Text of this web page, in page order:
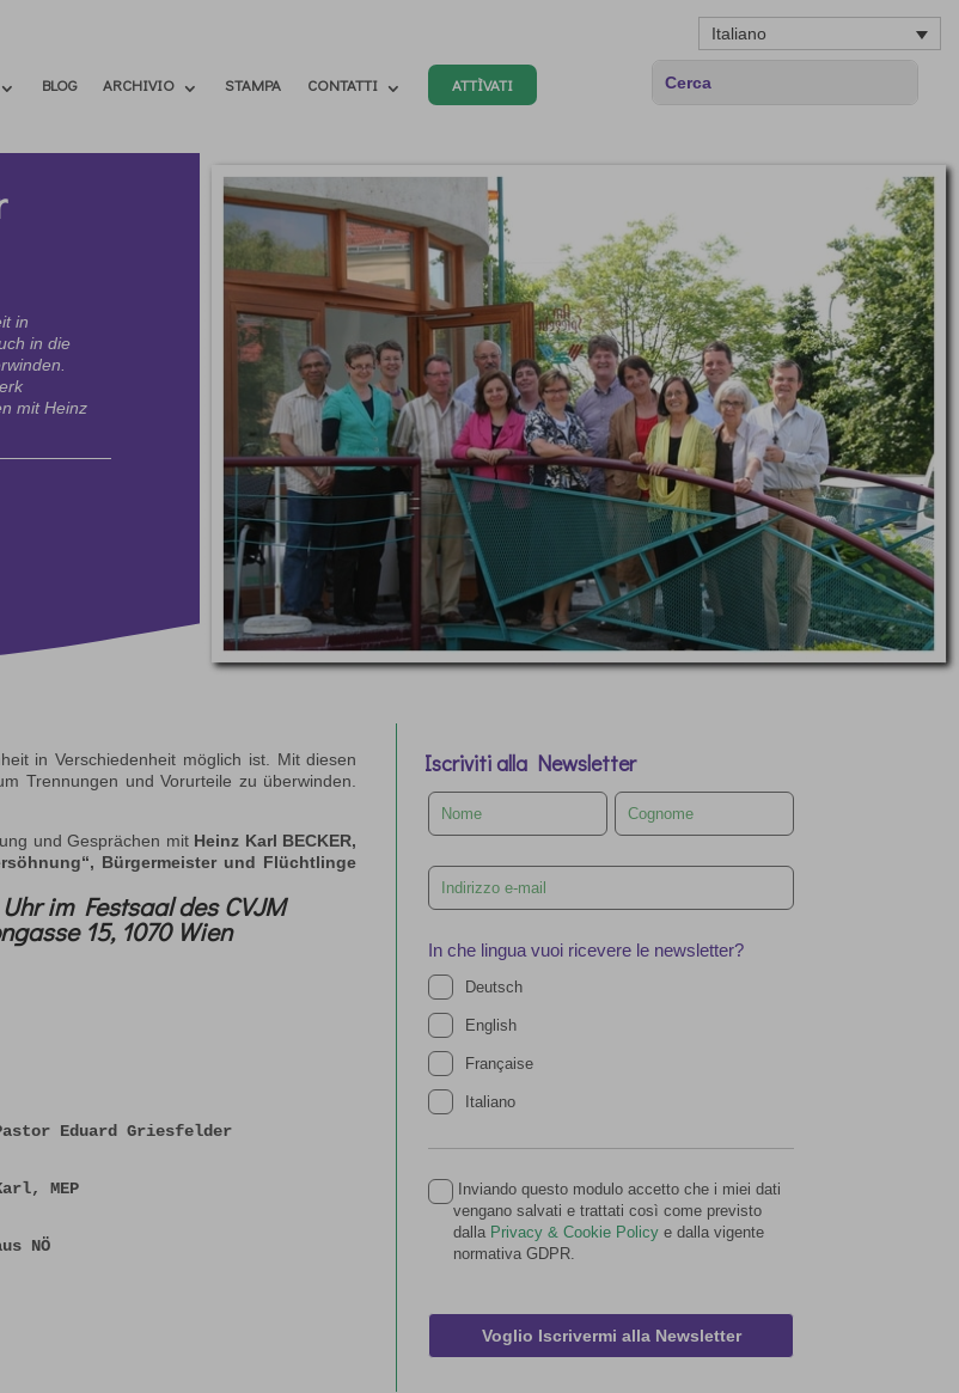
Italiano
BLOG ARCHIVIO STAMPA CONTATTI ATTÌVATI
in
in die
mit Heinz
in Verschiedenheit möglich ist. Mit diesen
Trennungen und Vorurteile zu überwinden.
und Gesprächen mit Heinz Karl BECKER,
Bürgermeister und Flüchtlinge
im Festsaal des CVJM
15, 1070 Wien
Eduard Griesfelder
MEP
NÖ
Iscriviti alla Newsletter
Leave
this
field
In che lingua vuoi ricevere le newsletter?
Deutsch
English
Française
Italiano
Inviando questo modulo accetto che i miei dati
vengano salvati e trattati così come previsto
dalla Privacy & Cookie Policy e dalla vigente
normativa GDPR.
Voglio Iscrivermi alla Newsletter